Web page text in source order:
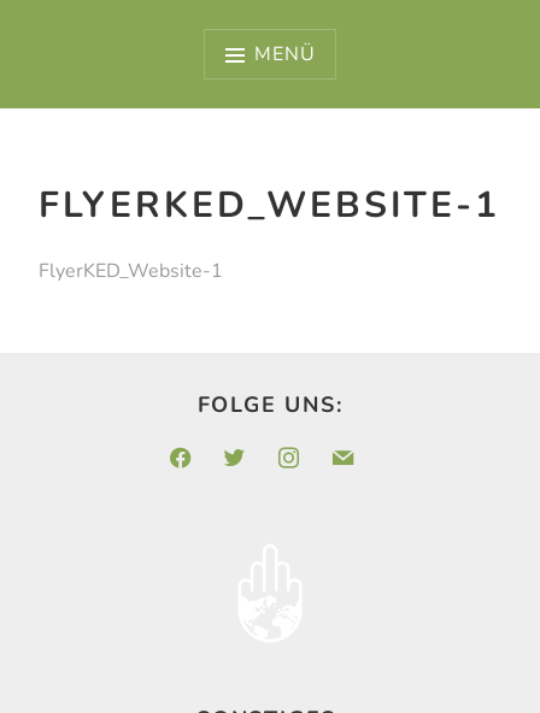
MENÜ
FLYERKED_WEBSITE-1
FlyerKED_Website-1
FOLGE UNS:
facebooktwitter instagrammail